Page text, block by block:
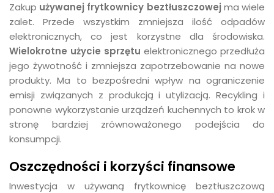
Zakup używanej frytkownicy beztłuszczowej ma wiele
zalet. Przede wszystkim zmniejsza ilość odpadów
elektronicznych, co jest korzystne dla środowiska.
Wielokrotne użycie sprzętu elektronicznego przedłuża
jego żywotność i zmniejsza zapotrzebowanie na nowe
produkty. Ma to bezpośredni wpływ na ograniczenie
emisji związanych z produkcją i utylizacją. Recykling i
ponowne wykorzystanie urządzeń kuchennych to krok w
stronę bardziej zrównoważonego podejścia do
konsumpcji.
Oszczędności i korzyści finansowe
Inwestycja w używaną frytkownicę beztłuszczową